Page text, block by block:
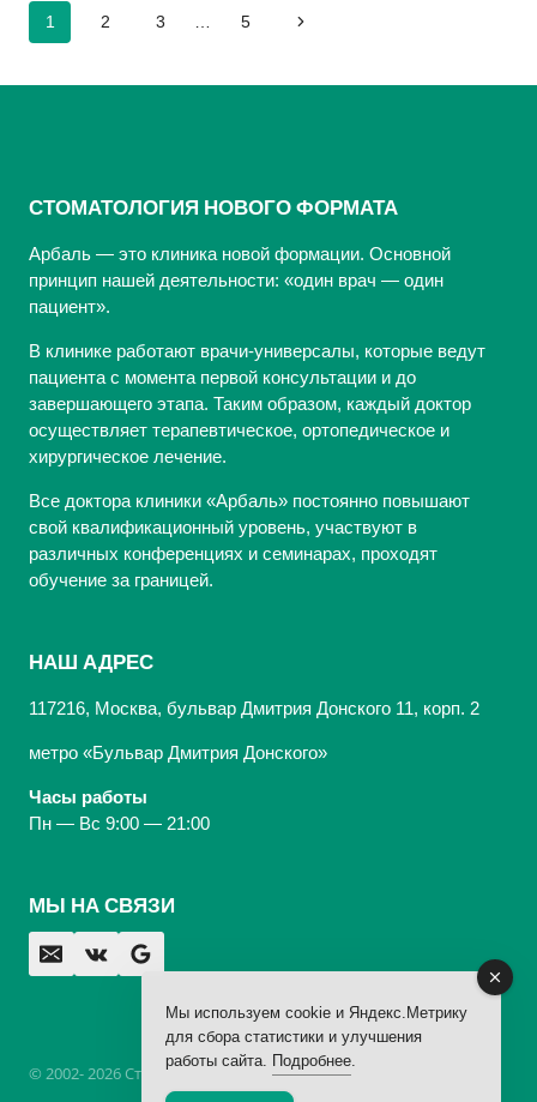
Навигация
по
страницам
1 2 3 5
Следующая
СТОМАТОЛОГИЯ НОВОГО ФОРМАТА
Арбаль — это клиника новой формации. Основной
принцип нашей деятельности: «один врач — один
пациент».
В клинике работают врачи-универсалы, которые ведут
пациента с момента первой консультации и до
завершающего этапа. Таким образом, каждый доктор
осуществляет терапевтическое, ортопедическое и
хирургическое лечение.
Все доктора клиники «Арбаль» постоянно повышают
свой квалификационный уровень, участвуют в
различных конференциях и семинарах, проходят
обучение за границей.
НАШ АДРЕС
117216, Москва, бульвар Дмитрия Донского 11, корп. 2
метро «Бульвар Дмитрия Донского»
Часы работы
Пн — Вс 9:00 — 21:00
МЫ НА СВЯЗИ
© 2002- 2026 Стоматологическая Клиника «Арбаль»,
Мы используем cookie и Яндекс.Метрику
для сбора статистики и улучшения
работы сайта. Подробнее.